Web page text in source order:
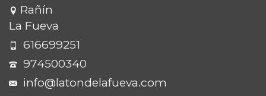
Rañín
La Fueva
616699251
974500340
info@latondelafueva.com